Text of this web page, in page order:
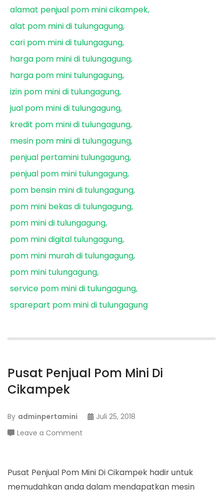
alamat penjual pom mini cikampek
alat pom mini di tulungagung
cari pom mini di tulungagung
harga pom mini di tulungagung
harga pom mini tulungagung
izin pom mini di tulungagung
jual pom mini di tulungagung
kredit pom mini di tulungagung
mesin pom mini di tulungagung
penjual pertamini tulungagung
penjual pom mini tulungagung
pom bensin mini di tulungagung
pom mini bekas di tulungagung
pom mini di tulungagung
pom mini digital tulungagung
pom mini murah di tulungagung
pom mini tulungagung
service pom mini di tulungagung
sparepart pom mini di tulungagung
Pusat Penjual Pom Mini Di
Cikampek
By adminpertamini
Juli 25, 2018
Leave a Comment
Pom
Mini
Pusat Penjual Pom Mini Di Cikampek hadir untuk
memudahkan anda dalam mendapatkan mesin